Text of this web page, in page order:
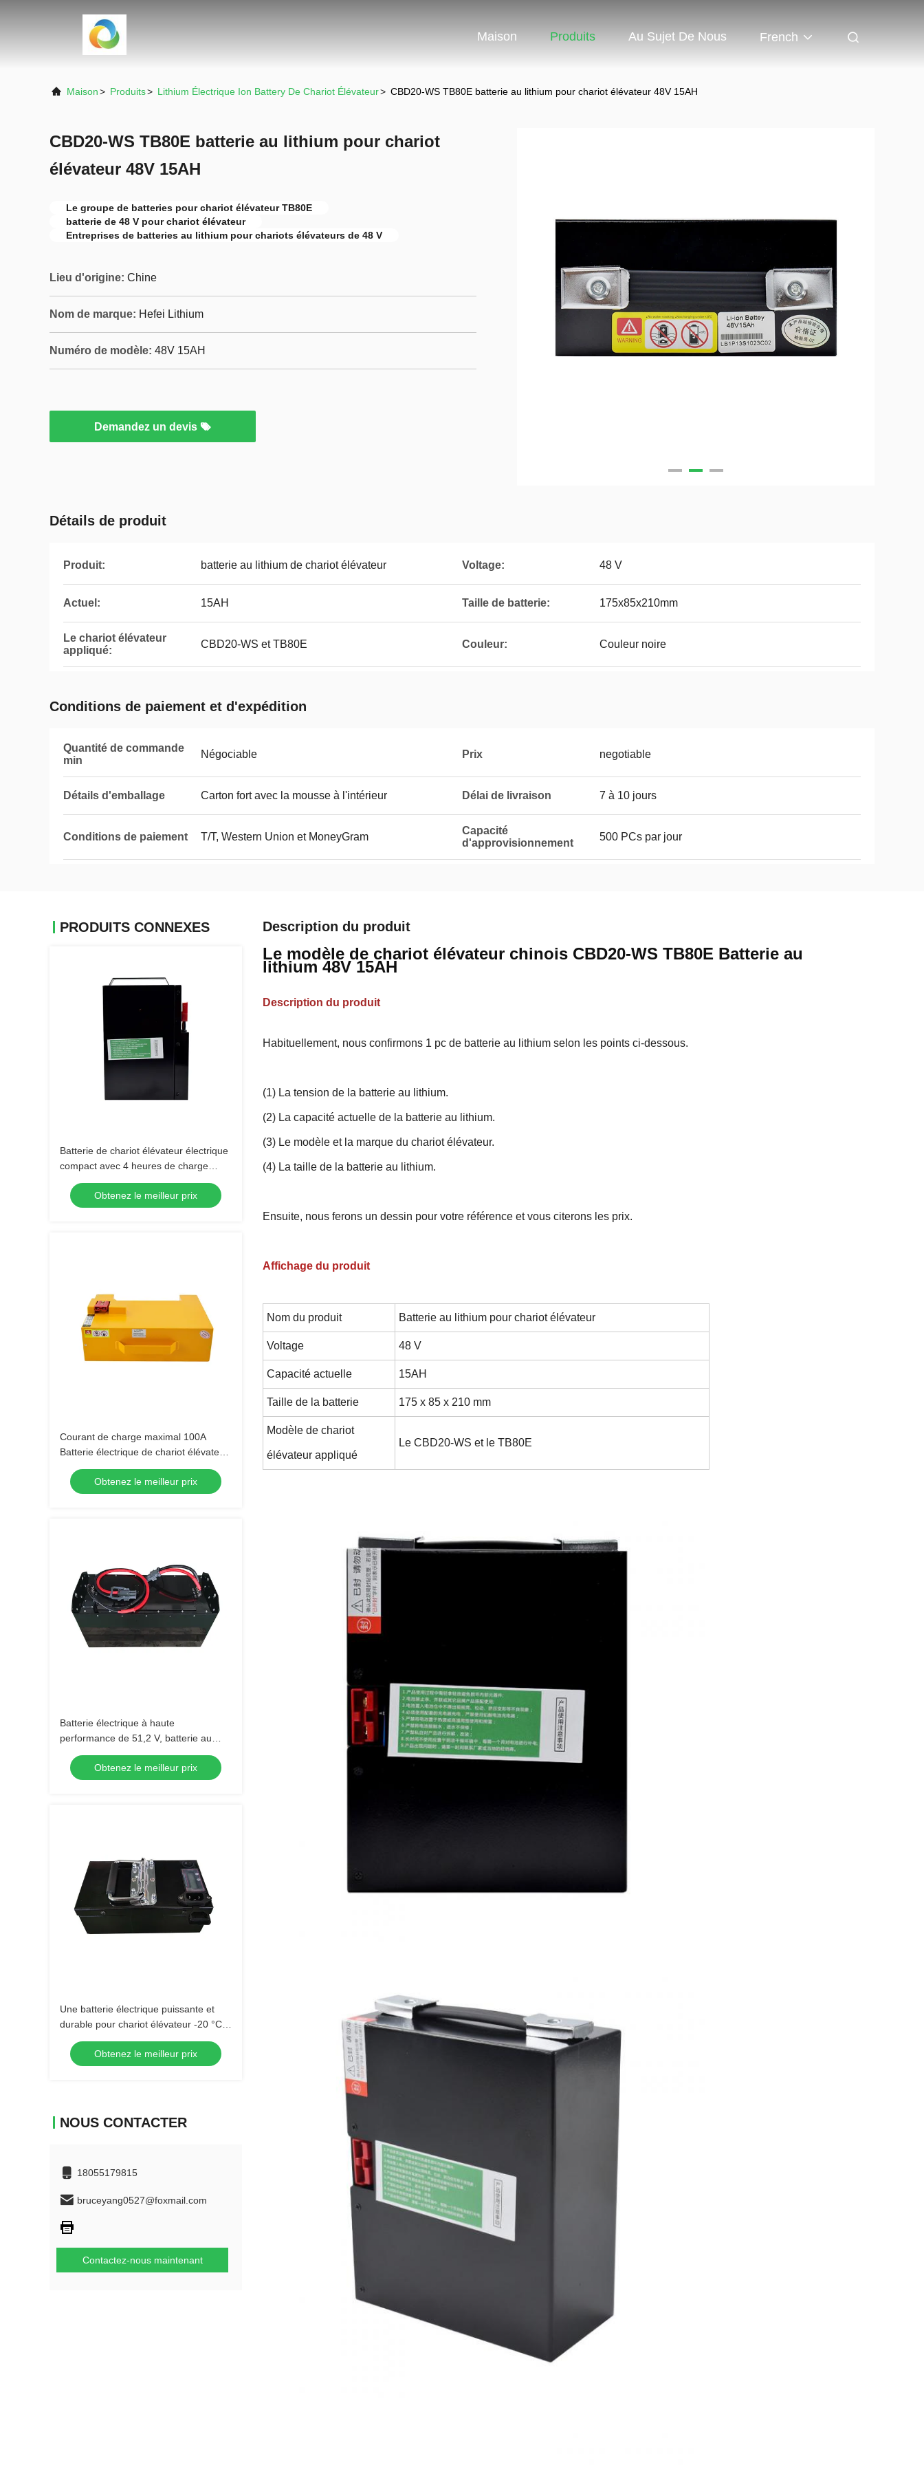
Maison Produits Au Sujet De Nous French
Maison> Produits> Lithium Électrique Ion Battery De Chariot Élévateur> CBD20-WS TB80E batterie au lithium pour chariot élévateur 48V 15AH
CBD20-WS TB80E batterie au lithium pour chariot
élévateur 48V 15AH
Le groupe de batteries pour chariot élévateur TB80E
batterie de 48 V pour chariot élévateur
Entreprises de batteries au lithium pour chariots élévateurs de 48 V
Lieu d'origine: Chine
Nom de marque: Hefei Lithium
Numéro de modèle: 48V 15AH
Demandez un devis
Détails de produit
Produit: batterie au lithium de chariot élévateur Voltage: 48 V
Actuel: 15AH Taille de batterie: 175x85x210mm
Le chariot élévateur
appliqué:
CBD20-WS et TB80E Couleur: Couleur noire
Conditions de paiement et d'expédition
Quantité de commande
min
Négociable Prix negotiable
Détails d'emballage Carton fort avec la mousse à l'intérieur Délai de livraison 7 à 10 jours
Conditions de paiement T/T, Western Union et MoneyGram
Capacité
d'approvisionnement
500 PCs par jour
PRODUITS CONNEXES
Batterie de chariot élévateur électrique
compact avec 4 heures de charge
185*84.5*250mm
Obtenez le meilleur prix
Courant de charge maximal 100A
Batterie électrique de chariot élévateur
48V Voltage pour des performances
optimalesObtenez le meilleur prix
Batterie électrique à haute
performance de 51,2 V, batterie au
lithium, batterie LiFePO4
Obtenez le meilleur prix
Une batterie électrique puissante et
durable pour chariot élévateur -20 °C à
50 °C
Obtenez le meilleur prix
NOUS CONTACTER
18055179815
bruceyang0527@foxmail.com
Contactez-nous maintenant
Description du produit
Le modèle de chariot élévateur chinois CBD20-WS TB80E Batterie au
lithium 48V 15AH
Description du produit
Habituellement, nous confirmons 1 pc de batterie au lithium selon les points ci-dessous.
(1) La tension de la batterie au lithium.
(2) La capacité actuelle de la batterie au lithium.
(3) Le modèle et la marque du chariot élévateur.
(4) La taille de la batterie au lithium.
Ensuite, nous ferons un dessin pour votre référence et vous citerons les prix.
Affichage du produit
Nom du produit Batterie au lithium pour chariot élévateur
Voltage 48 V
Capacité actuelle 15AH
Taille de la batterie 175 x 85 x 210 mm
Modèle de chariot
élévateur appliqué
Le CBD20-WS et le TB80E